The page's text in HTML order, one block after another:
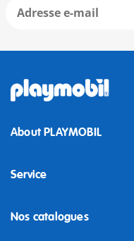
About PLAYMOBIL
Service
Nos catalogues